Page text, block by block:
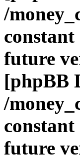
/
future
[phpBB
/
future